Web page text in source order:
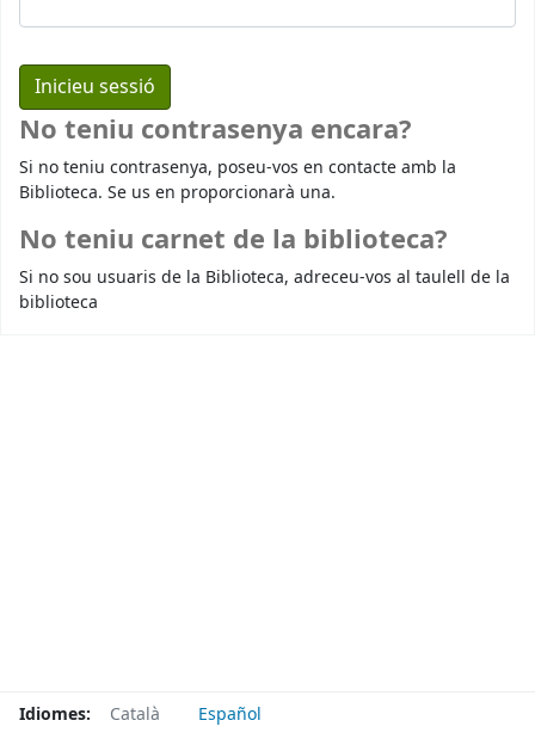
No teniu contrasenya encara?
Si no teniu contrasenya, poseu-vos en contacte amb la
Biblioteca. Se us en proporcionarà una.
No teniu carnet de la biblioteca?
Si no sou usuaris de la Biblioteca, adreceu-vos al taulell de la
biblioteca
Idiomes: Català Español